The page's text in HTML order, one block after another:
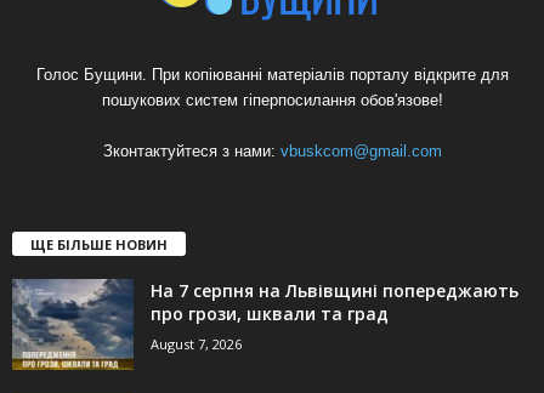
Голос Бущини. При копіюванні матеріалів порталу відкрите для
пошукових систем гіперпосилання обов'язове!
Зконтактуйтеся з нами: vbuskcom@gmail.com
ЩЕ БІЛЬШЕ НОВИН
На 7 серпня на Львівщині попереджають
про грози, шквали та град
August 7, 2026